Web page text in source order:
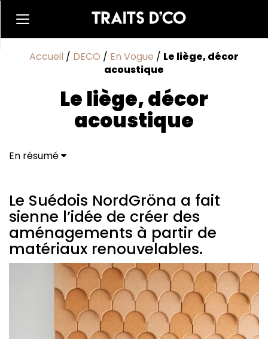
Accueil / DECO / En Vogue / Le liège, décor
acoustique
Le liège, décor
acoustique
En résumé
renouvelables.
Le Suédois NordGröna a fait
sienne l’idée de créer des
aménagements à partir de
matériaux renouvelables.